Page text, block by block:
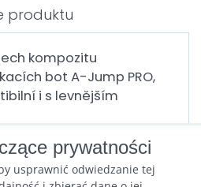
produktu
kompozitu
bot A-Jump PRO,
i s levnějším
12 kusůprywatności
usprawnić odwiedzanie tej